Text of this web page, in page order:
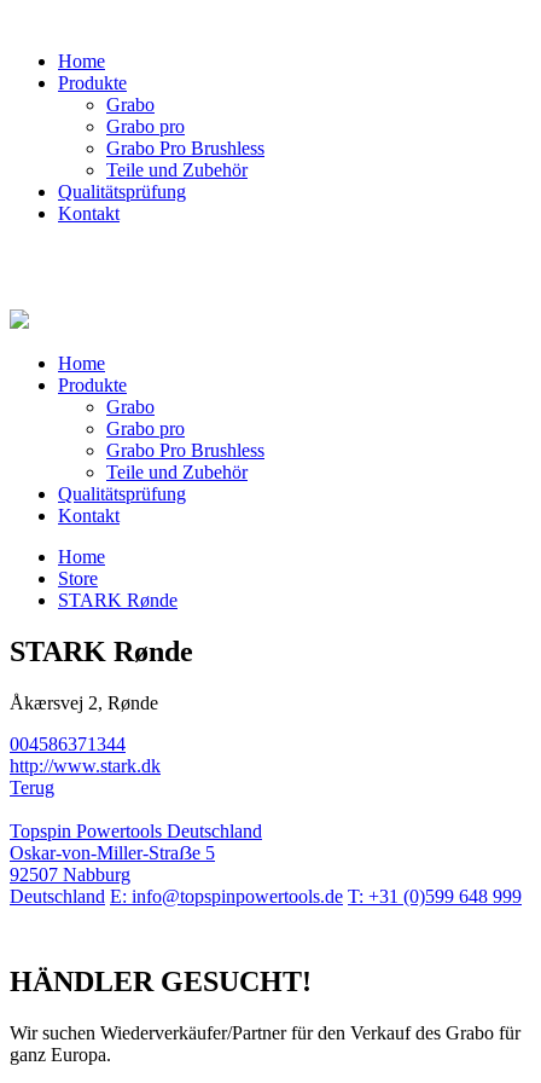
Home
Produkte
Grabo
Grabo pro
Grabo Pro Brushless
Teile und Zubehör
Qualitätsprüfung
Kontakt
Home
Produkte
Grabo
Grabo pro
Grabo Pro Brushless
Teile und Zubehör
Qualitätsprüfung
Kontakt
Home
Store
STARK Rønde
STARK Rønde
Åkærsvej 2, Rønde
004586371344
http://www.stark.dk
Terug
Topspin Powertools Deutschland
Oskar-von-Miller-Straẞe 5
92507 Nabburg
Deutschland E: info@topspinpowertools.de T: +31 (0)599 648 999
HÄNDLER GESUCHT!
Wir suchen Wiederverkäufer/Partner für den Verkauf des Grabo für
ganz Europa.